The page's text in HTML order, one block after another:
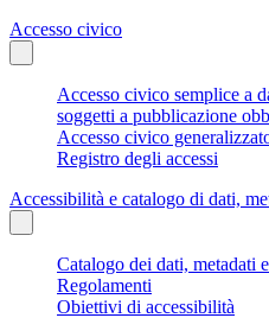
Accesso civico
Accesso civico semplice a
soggetti a pubblicazione
Accesso civico
Registro degli accessi
Accessibilità e catalogo di dati,
Catalogo dei dati, metadati
Regolamenti
Obiettivi di accessibilità